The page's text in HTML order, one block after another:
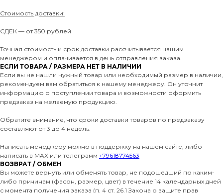
Стоимость доставки:
СДЕК — от 350 рублей
Точная стоимость и срок доставки рассчитывается нашим
менеджером и оплачивается в день отправления заказа.
ЕСЛИ ТОВАРА / РАЗМЕРА НЕТ В НАЛИЧИИ
Если вы не нашли нужный товар или необходимый размер в наличии,
рекомендуем вам обратиться к нашему менеджеру. Он уточнит
информацию о поступлении товара и возможности оформить
предзаказ на желаемую продукцию.
Обратите внимание, что сроки доставки товаров по предзаказу
составляют от 3 до 4 недель.
Написать менеджеру можно в поддержку на нашем сайте, либо
написать в MAX или телеграмм +79618774563
ВОЗВРАТ / ОБМЕН
Вы можете вернуть или обменять товар, не подошедший по каким-
либо причинам (фасон, размер, цвет) в течение 14 календарных дней
с момента получения заказа (п. 4 ст. 26.1 Закона о защите прав